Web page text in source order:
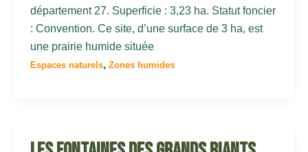
département 27. Superficie : 3,23 ha. Statut foncier
: Convention. Ce site, d’une surface de 3 ha, est
une prairie humide située
Espaces naturels, Zones humides